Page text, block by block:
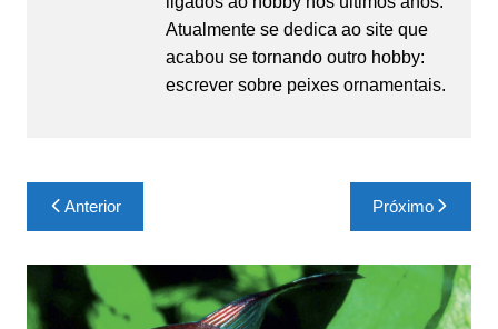
Atualmente se dedica ao site que
acabou se tornando outro hobby:
escrever sobre peixes ornamentais.
Navegação
de
Post
Anterior Próximo